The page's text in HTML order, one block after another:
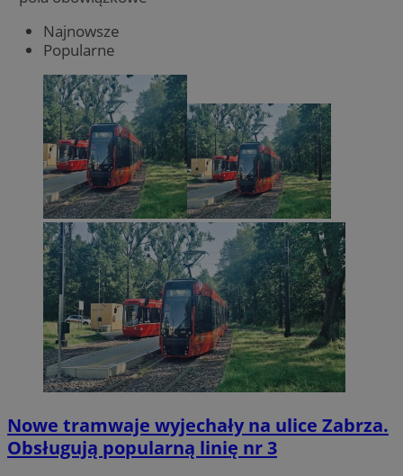
Najnowsze
Popularne
Nowe tramwaje wyjechały na ulice Zabrza.
Obsługują popularną linię nr 3